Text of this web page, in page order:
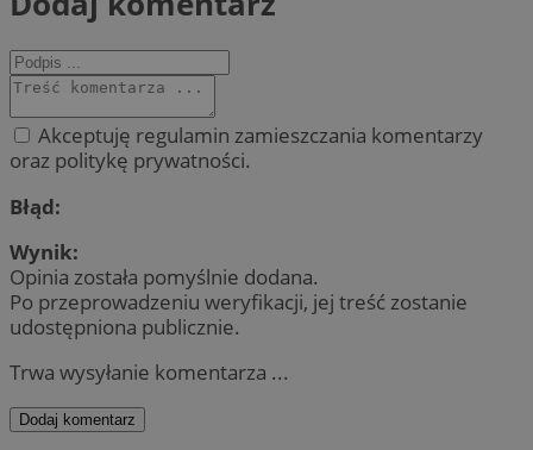
Akceptuję regulamin zamieszczania komentarzy
oraz politykę prywatności.
Błąd:
Wynik:
Opinia została pomyślnie dodana.
Po przeprowadzeniu weryfikacji, jej treść zostanie
udostępniona publicznie.
Trwa wysyłanie komentarza ...
Dodaj komentarz